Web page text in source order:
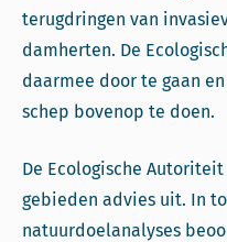
terugdringen van
damherten. De
daarmee door te gaan
schep bovenop te doen.
De Ecologische
gebieden advies uit. In
natuurdoelanalyses